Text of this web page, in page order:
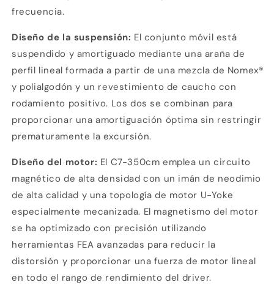
frecuencia.
Diseño de la suspensión: El conjunto móvil está
suspendido y amortiguado mediante una araña de
perfil lineal formada a partir de una mezcla de Nomex®
y polialgodón y un revestimiento de caucho con
rodamiento positivo. Los dos se combinan para
proporcionar una amortiguación óptima sin restringir
prematuramente la excursión.
Diseño del motor: El C7-350cm emplea un circuito
magnético de alta densidad con un imán de neodimio
de alta calidad y una topología de motor U-Yoke
especialmente mecanizada. El magnetismo del motor
se ha optimizado con precisión utilizando
herramientas FEA avanzadas para reducir la
distorsión y proporcionar una fuerza de motor lineal
en todo el rango de rendimiento del driver.
Compra ahora y paga a meses
sin tarjeta de crédito
1 Agrega tu producto al carrito yelige
pagar con Meses sin Tarjeta.
En tu cuenta de Mercado Pago,elige
la cantidad de mesesy confirma.
3 Paga mes a mes
con saldo disponible,
débito u otros medios.